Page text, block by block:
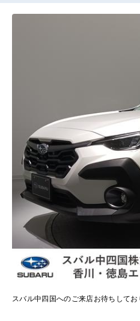
スバル中四国へのご来店お待ちして